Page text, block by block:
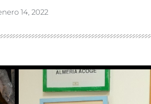
14, 2022